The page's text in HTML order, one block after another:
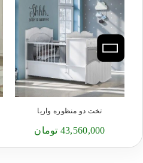
تخت دو منظوره واریا
43,560,000 تومان